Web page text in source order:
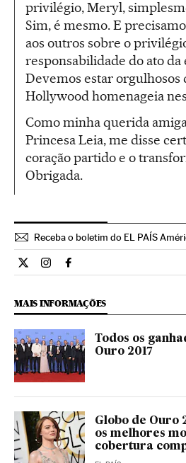
privilégio, Meryl,
Sim, é mesmo. E
aos outros sobre o
responsabilidade do ato da
Devemos estar orgulhosos
Hollywood homenageia
Como minha querida
Princesa Leia, me disse
coração partido e o
Obrigada.
Receba o boletim do EL PAÍS
Cultura El País Brasil en Twitter
Cultura El País Brasil en
Cultura El País Brasil en
MAIS INFORMAÇÕES
Todos os
Ouro 2017
Globo de Ouro
os melhores
cobertura